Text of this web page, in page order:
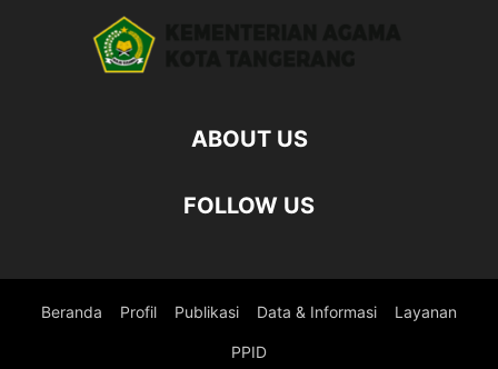
ABOUT US
FOLLOW US
Beranda Profil Publikasi Data & Informasi Layanan
PPID